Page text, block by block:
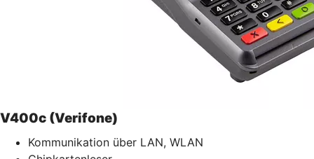
V400c (Verifone)
Kommunikation über LAN, WLAN